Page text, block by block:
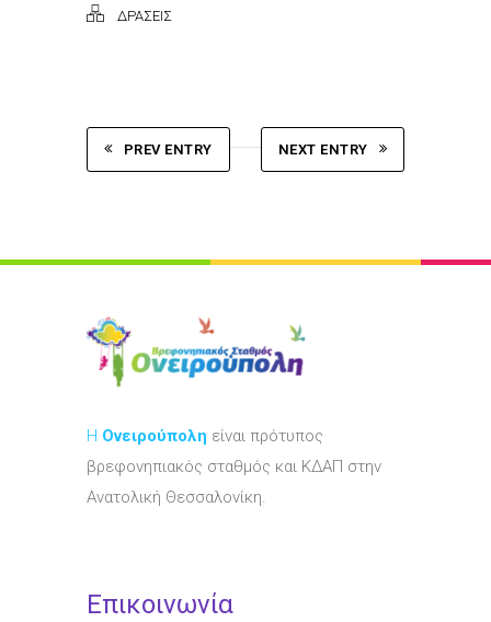
ΔΡΑΣΕΙΣ
PREV ENTRY NEXT ENTRY
Η Ονειρούπολη είναι πρότυπος
βρεφονηπιακός σταθμός και ΚΔΑΠ στην
Ανατολική Θεσσαλονίκη.
Επικοινωνία